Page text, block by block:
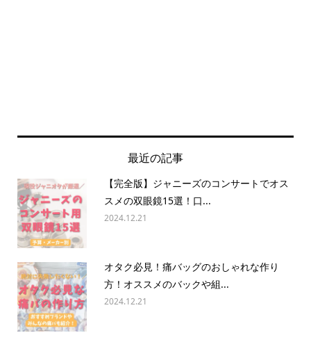
最近の記事
【完全版】ジャニーズのコンサートでオス
スメの双眼鏡15選！口...
2024.12.21
オタク必見！痛バッグのおしゃれな作り
方！オススメのバックや組...
2024.12.21